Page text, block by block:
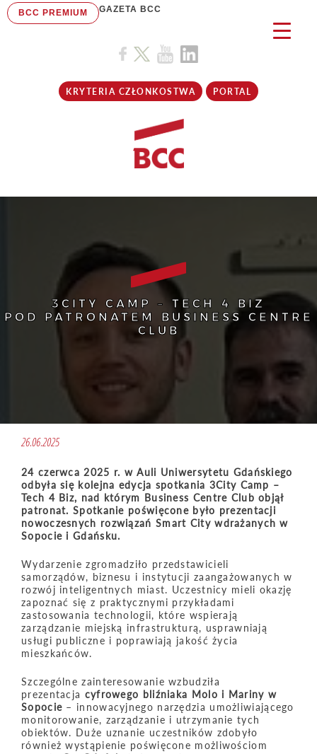
BCC PREMIUM GAZETA BCC
KRYTERIA CZŁONKOSTWA PORTAL
3CITY CAMP – TECH 4 BIZ
POD PATRONATEM BUSINESS CENTRE
CLUB
26.06.2025
24 czerwca 2025 r. w Auli Uniwersytetu Gdańskiego
odbyła się kolejna edycja spotkania 3City Camp –
Tech 4 Biz, nad którym Business Centre Club objął
patronat. Spotkanie poświęcone było prezentacji
nowoczesnych rozwiązań Smart City wdrażanych w
Sopocie i Gdańsku.
Wydarzenie zgromadziło przedstawicieli
samorządów, biznesu i instytucji zaangażowanych w
rozwój inteligentnych miast. Uczestnicy mieli okazję
zapoznać się z praktycznymi przykładami
zastosowania technologii, które wspierają
zarządzanie miejską infrastrukturą, usprawniają
usługi publiczne i poprawiają jakość życia
mieszkańców.
Szczególne zainteresowanie wzbudziła
prezentacja cyfrowego bliźniaka Molo i Mariny w
Sopocie – innowacyjnego narzędzia umożliwiającego
monitorowanie, zarządzanie i utrzymanie tych
obiektów. Duże uznanie uczestników zdobyło
również wystąpienie poświęcone możliwościom